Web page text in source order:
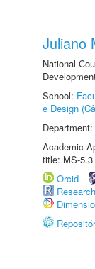
Juliano
National
School:
e Design
Department:
Academic
title: MS-5.3
Orcid